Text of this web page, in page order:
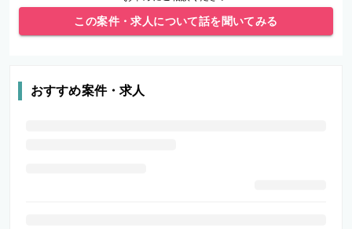
この案件・求人について話を聞いてみる
おすすめ案件・求人